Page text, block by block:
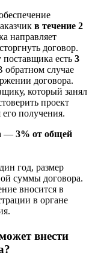
в течение 2
направляет
договор.
есть 3
обратном случае
договора.
который занял
проект
получения.
— 3% от общей
год, размер
суммы договора.
вносится в
в органе
внести